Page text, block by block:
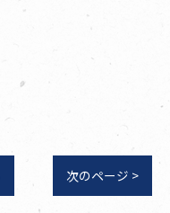
次のページ >